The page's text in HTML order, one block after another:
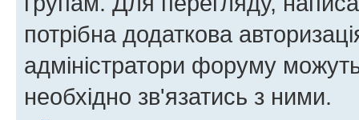
потрібна додаткова
адміністратори форуму
необхідно зв'язатись з ними.